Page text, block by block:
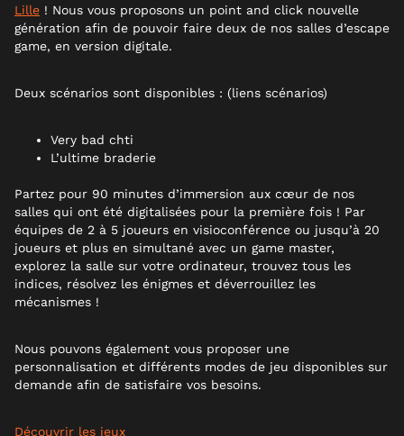
Lille ! Nous vous proposons un point and click nouvelle
génération afin de pouvoir faire deux de nos salles d’escape
game, en version digitale.
Deux scénarios sont disponibles : (liens scénarios)
Very bad chti
L’ultime braderie
Partez pour 90 minutes d’immersion aux cœur de nos
salles qui ont été digitalisées pour la première fois ! Par
équipes de 2 à 5 joueurs en visioconférence ou jusqu’à 20
joueurs et plus en simultané avec un game master,
explorez la salle sur votre ordinateur, trouvez tous les
indices, résolvez les énigmes et déverrouillez les
mécanismes !
Nous pouvons également vous proposer une
personnalisation et différents modes de jeu disponibles sur
demande afin de satisfaire vos besoins.
Découvrir les jeux